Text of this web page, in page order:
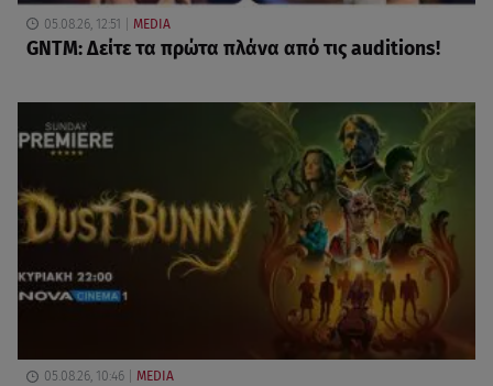
05.08.26, 12:51 MEDIA
GNTM: Δείτε τα πρώτα πλάνα από τις auditions!
05.08.26, 10:46 MEDIA